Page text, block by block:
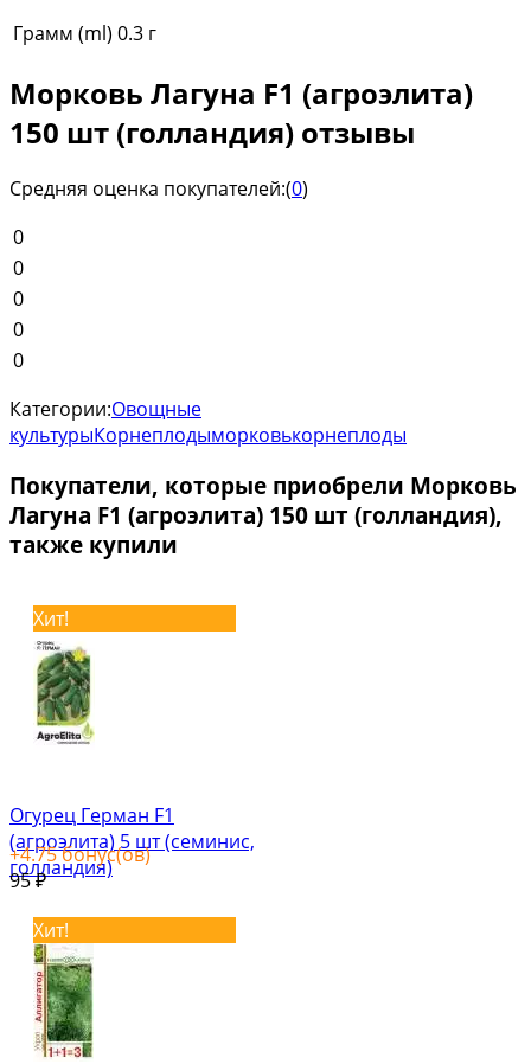
Грамм (ml) 0.3 г
Морковь Лагуна F1 (агроэлита)
150 шт (голландия) отзывы
Средняя оценка покупателей:(0)
0
0
0
0
0
Категории:Овощные
культурыКорнеплодыморковькорнеплоды
Покупатели, которые приобрели Морковь
Лагуна F1 (агроэлита) 150 шт (голландия),
также купили
Хит!
Огурец Герман F1
(агроэлита) 5 шт (семинис,
голландия)
+4.75бонус(ов)
95₽
Хит!